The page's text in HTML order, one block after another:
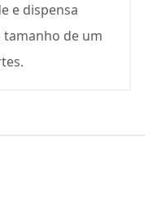
e dispensa
de um